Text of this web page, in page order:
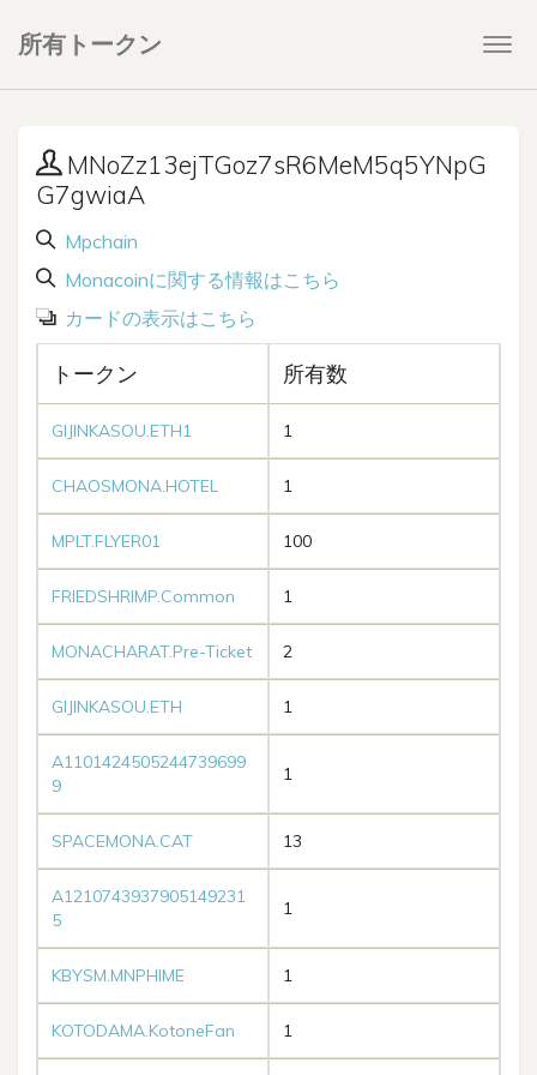
所有トークン
MNoZz13ejTGoz7sR6MeM5q5YNpG
G7gwiaA
Mpchain
Monacoinに関する情報はこちら
カードの表示はこちら
トークン 所有数
GIJINKASOU.ETH1 1
CHAOSMONA.HOTEL 1
MPLT.FLYER01 100
FRIEDSHRIMP.Common 1
MONACHARAT.Pre-Ticket 2
GIJINKASOU.ETH 1
A1101424505244739699
9
1
SPACEMONA.CAT 13
A1210743937905149231
5
1
KBYSM.MNPHIME 1
KOTODAMA.KotoneFan 1